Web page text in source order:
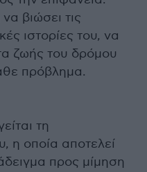
βιώσει τις
ιστορίες του, να
ζωής του δρόμου
πρόβλημα.
τη
η οποία αποτελεί
προς μίμηση